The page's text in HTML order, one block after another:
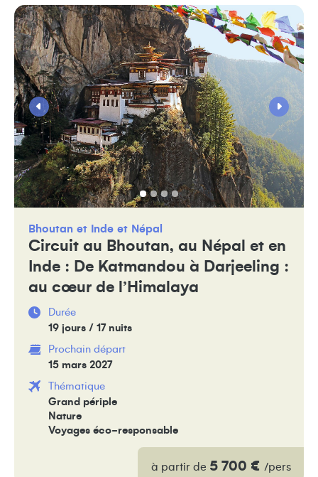
Bhoutan Inde Népal
Circuit au Bhoutan, au Népal et en
Inde : De Katmandou à Darjeeling :
au cœur de l’Himalaya
Durée
19 jours / 17 nuits
Prochain départ
15 mars 2027
Thématique
Grand périple
Nature
Voyages éco-responsable
à partir de 5 700 € /pers